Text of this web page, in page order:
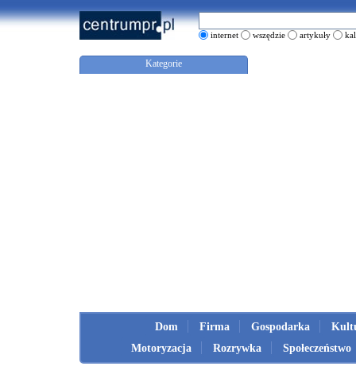
internet wszędzie artykuły
Kategorie
Dom Firma Gospodarka
Motoryzacja
Rozrywka Społeczeństwo